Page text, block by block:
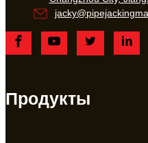
Продукты